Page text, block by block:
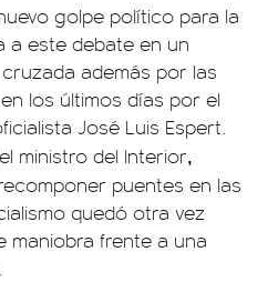
golpe político para la
a este debate en un
además por las
los últimos días por el
José Luis Espert.
ministro del Interior,
puentes en las
quedó otra vez
maniobra frente a una